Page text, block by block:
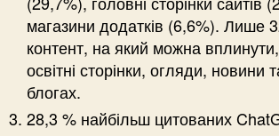
магазини додатків (6,6%). Лише
контент, на який можна
освітні сторінки, огляди, новини
блогах.
28,3 % найбільш цитованих